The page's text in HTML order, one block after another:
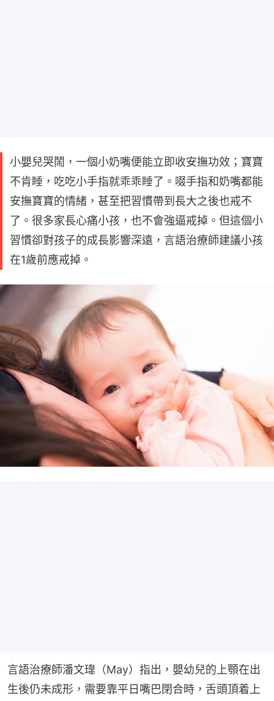
小嬰兒哭鬧，一個小奶嘴便能立即收安撫功效；寶寶
不肯睡，吃吃小手指就乖乖睡了。啜手指和奶嘴都能
安撫寶寶的情緒，甚至把習慣帶到長大之後也戒不
了。很多家長心痛小孩，也不會強逼戒掉。但這個小
習慣卻對孩子的成長影響深遠，言語治療師建議小孩
在1歲前應戒掉。
言語治療師潘文瑋（May）指出，嬰幼兒的上顎在出
生後仍未成形，需要靠平日嘴巴閉合時，舌頭頂着上